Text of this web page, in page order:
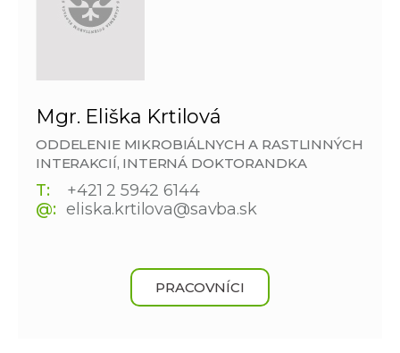
Mgr. Eliška Krtilová
ODDELENIE MIKROBIÁLNYCH A RASTLINNÝCH
INTERAKCIÍ, INTERNÁ DOKTORANDKA
T:
+421 2 5942 6144
@: eliska.krtilova@savba.sk
PRACOVNÍCI